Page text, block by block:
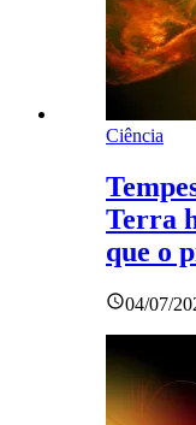
Ciência
Terra
que o
04/07/